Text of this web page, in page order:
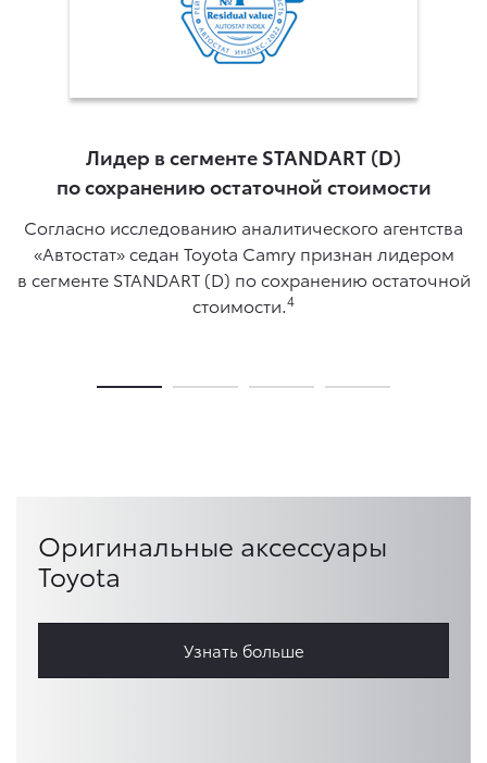
Лидер в сегменте STANDART (D)
по сохранению остаточной стоимости
Согласно исследованию аналитического агентства
«Автостат» седан Toyota Camry признан лидером
в сегменте STANDART (D) по сохранению остаточной
стоимости.4
Оригинальные аксессуары
Toyota
Узнать больше